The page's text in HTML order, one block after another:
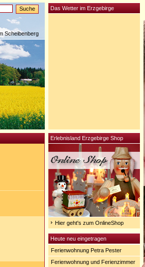
Scheibenberg
Erlebnisland Erzgebirge Shop
Hier geht's zum OnlineShop
Heute neu eingetragen
Ferienwohnung Petra Pester
Ferienwohnung und Ferienzimmer
Das Wetter im Erzgebirge